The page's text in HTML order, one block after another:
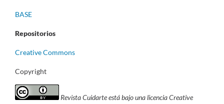
BASE
Repositorios
Creative Commons
Copyright
Revista Cuidarte está bajo una licencia Creative